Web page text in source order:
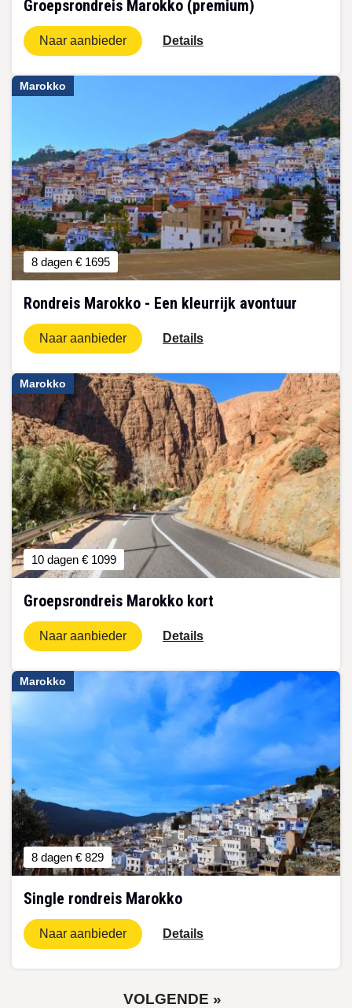
Groepsrondreis Marokko (premium)
Naar aanbieder Details
Marokko
8 dagen € 1695
Rondreis Marokko - Een kleurrijk avontuur
Naar aanbieder Details
Marokko
10 dagen € 1099
Groepsrondreis Marokko kort
Naar aanbieder Details
Marokko
8 dagen € 829
Single rondreis Marokko
Naar aanbieder Details
VOLGENDE
VOLGENDE »